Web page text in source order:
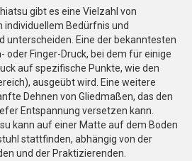
gibt es eine Vielzahl von
individuellem Bedürfnis und
unterscheiden. Eine der bekanntesten
oder Finger-Druck, bei dem für einige
auf spezifische Punkte, wie den
ausgeübt wird. Eine weitere
Dehnen von Gliedmaßen, das den
Entspannung versetzen kann.
kann auf einer Matte auf dem Boden
stattfinden, abhängig von der
und der Praktizierenden.